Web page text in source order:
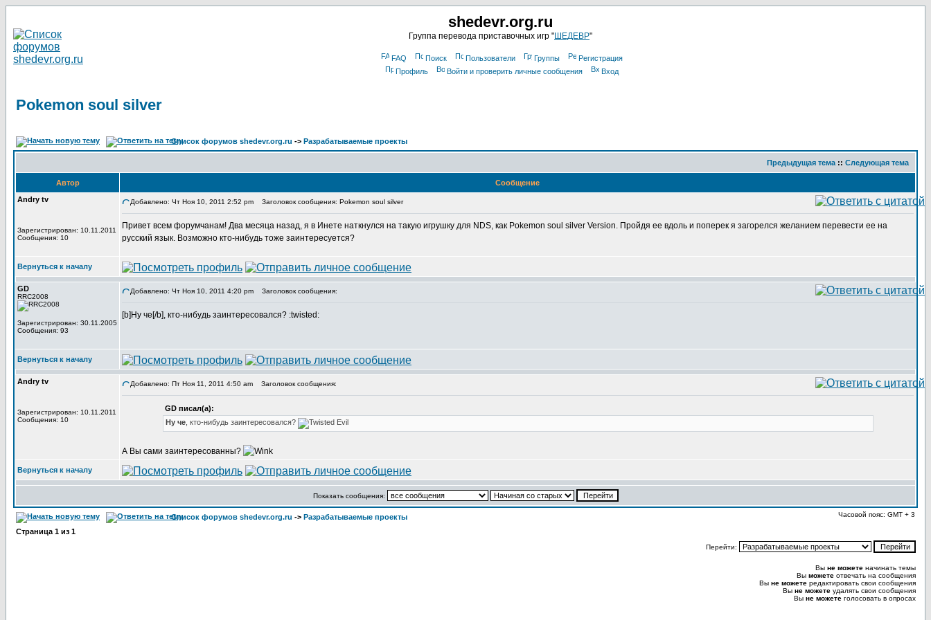
shedevr.org.ru
Группа перевода приставочных игр "ШЕДЕВР"
FAQ Поиск Пользователи Группы
Регистрация
Профиль
Войти и проверить личные сообщения Вход
Pokemon soul silver
Список форумов shedevr.org.ru -> Разрабатываемые проекты
Предыдущая тема :: Следующая тема
Автор
Сообщение
Andry tv
Зарегистрирован: 10.11.2011
Сообщения: 10
Добавлено: Чт Ноя 10, 2011 2:52 pm Заголовок сообщения: Pokemon soul silver
Привет всем форумчанам! Два месяца назад, я в Инете наткнулся на такую игрушку для NDS, как Pokemon soul silver Version. Пройдя ее вдоль и поперек я загорелся желанием перевести ее на
русский язык. Возможно кто-нибудь тоже заинтересуется?
Вернуться к началу
GD
RRC2008
Зарегистрирован: 30.11.2005
Сообщения: 93
Добавлено: Чт Ноя 10, 2011 4:20 pm Заголовок сообщения:
[b]Ну че[/b], кто-нибудь заинтересовался? :twisted:
Вернуться к началу
Andry tv
Зарегистрирован: 10.11.2011
Сообщения: 10
Добавлено: Пт Ноя 11, 2011 4:50 am Заголовок сообщения:
GD писал(а):
Ну че, кто-нибудь заинтересовался?
А Вы сами заинтересованны?
Вернуться к началу
Показать сообщения:
Список форумов shedevr.org.ru -> Разрабатываемые проекты Часовой пояс: GMT + 3
Страница 1 из 1
Перейти:
Вы не можете начинать темы
Вы можете отвечать на сообщения
Вы не можете редактировать свои сообщения
Вы не можете удалять свои сообщения
Вы не можете голосовать в опросах